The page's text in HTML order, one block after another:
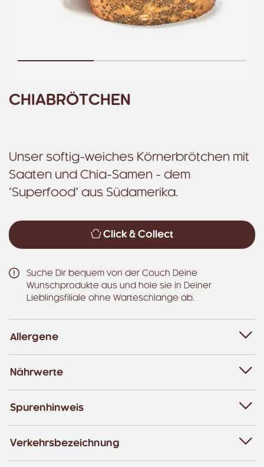
CHIABRÖTCHEN
Unser softig-weiches Körnerbrötchen mit
Saaten und Chia-Samen - dem
"Superfood" aus Südamerika.
Click & Collect
Suche Dir bequem von der Couch Deine
Wunschprodukte aus und hole sie in Deiner
Lieblingsfiliale ohne Warteschlange ab.
Allergene
Nährwerte
Spurenhinweis
Verkehrsbezeichnung